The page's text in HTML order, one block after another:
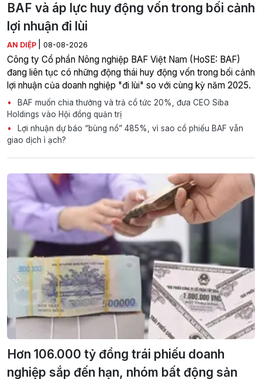
BAF và áp lực huy động vốn trong bối cảnh
lợi nhuận đi lùi
AN DIỆP 08-08-2026
Công ty Cổ phần Nông nghiệp BAF Việt Nam (HoSE: BAF)
đang liên tục có những động thái huy động vốn trong bối cảnh
lợi nhuận của doanh nghiệp "đi lùi" so với cùng kỳ năm 2025.
BAF muốn chia thưởng và trả cổ tức 20%, đưa CEO Siba
Holdings vào Hội đồng quản trị
Lợi nhuận dự báo “bùng nổ” 485%, vì sao cổ phiếu BAF vẫn
giao dịch ì ạch?
Hơn 106.000 tỷ đồng trái phiếu doanh
nghiệp sắp đến hạn, nhóm bất động sản